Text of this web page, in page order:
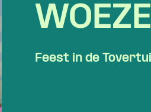
Feest in de